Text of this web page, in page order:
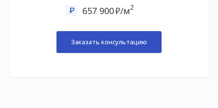
657 900 /м2
Заказать консультацию